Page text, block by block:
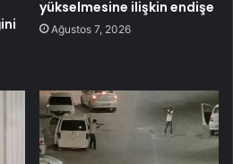
yükselmesine ilişkin endişe
Ağustos 7, 2026